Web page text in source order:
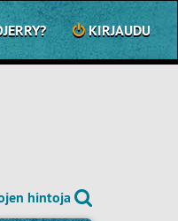
KIRJAUDU
hintoja